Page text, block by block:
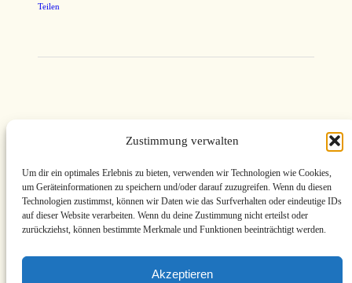
Zustimmung verwalten
Um dir ein optimales Erlebnis zu bieten, verwenden wir Technologien wie Cookies,
um Geräteinformationen zu speichern und/oder darauf zuzugreifen. Wenn du diesen
Technologien zustimmst, können wir Daten wie das Surfverhalten oder eindeutige IDs
auf dieser Website verarbeiten. Wenn du deine Zustimmung nicht erteilst oder
zurückziehst, können bestimmte Merkmale und Funktionen beeinträchtigt werden.
Akzeptieren
Teilen
MV-Kunstgalerie
· Maler der
Blauen Stunde
aus